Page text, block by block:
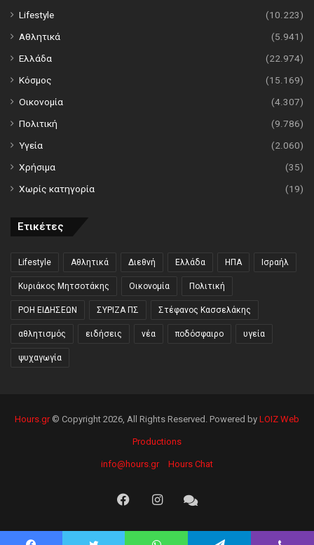
Lifestyle
(10.223)
Αθλητικά
(5.941)
Ελλάδα
(22.974)
Κόσμος
(15.169)
Οικονομία
(4.307)
Πολιτική
(9.786)
Υγεία
(2.060)
Χρήσιμα
(35)
Χωρίς κατηγορία
(19)
Ετικέτες
Lifestyle Αθλητικά Διεθνή Ελλάδα ΗΠΑ Ισραήλ
Κυριάκος Μητσοτάκης Οικονομία Πολιτική
ΡΟΗ ΕΙΔΗΣΕΩΝ ΣΥΡΙΖΑ ΠΣ Στέφανος Κασσελάκης
αθλητισμός ειδήσεις νέα ποδόσφαιρο υγεία
ψυχαγωγία
Hours.gr© Copyright 2026, All Rights Reserved. Powered by LOIZ Web
Productions
info@hours.gr Hours Chat
FacebookInstagramHours
Chat